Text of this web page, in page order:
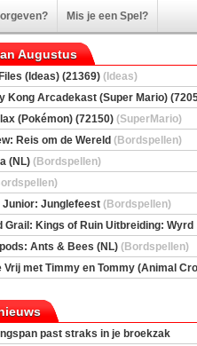
Mis je een Spel?
Augustus
(Ideas) (21369) (Ideas)
Kong Arcadekast (Super Mario)
(Pokémon) (72150) (SuperMario)
Reis om de Wereld (Bordspellen)
(NL) (Bordspellen)
Junior: Junglefeest (Bordspellen)
Grail: Kings of Ruin Uitbreiding: Wyrd
(Bordspellen)
Ants & Bees (NL) (Bordspellen)
Vrij met Timmy en Tommy (Animal
past straks in je broekzak